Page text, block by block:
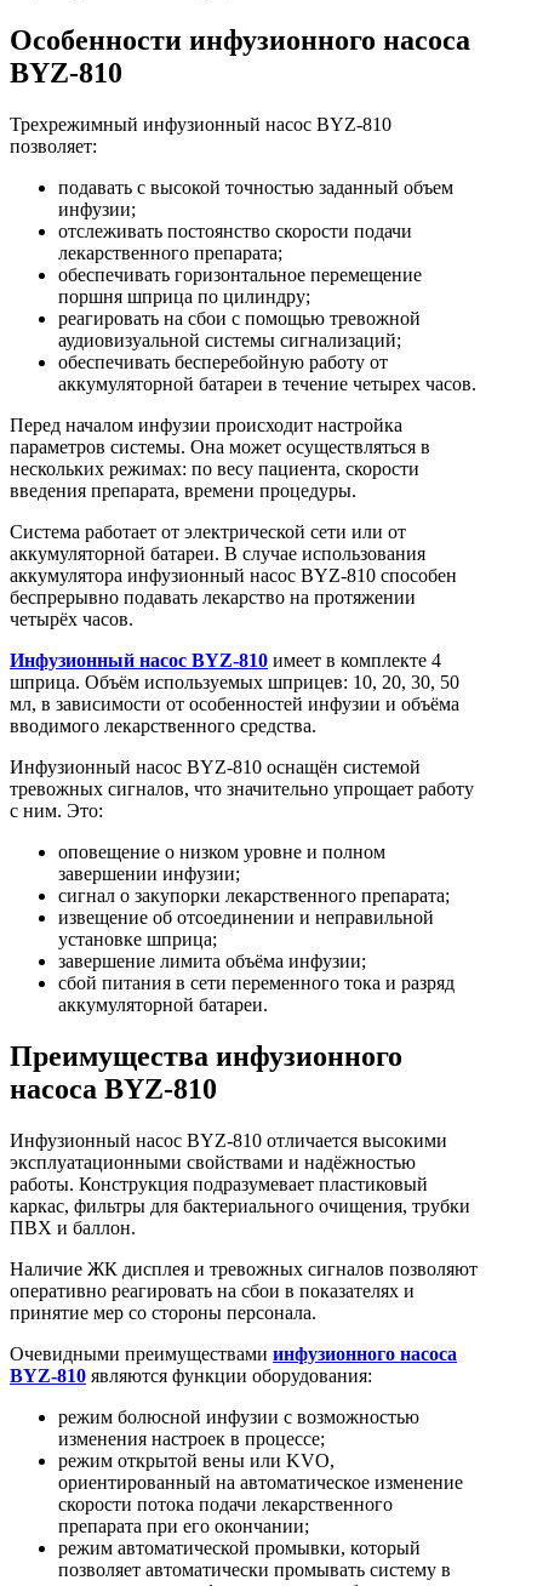
Особенности инфузионного насоса
BYZ-810
Трехрежимный инфузионный насос BYZ-810
позволяет:
подавать с высокой точностью заданный объем
инфузии;
отслеживать постоянство скорости подачи
лекарственного препарата;
обеспечивать горизонтальное перемещение
поршня шприца по цилиндру;
реагировать на сбои с помощью тревожной
аудиовизуальной системы сигнализаций;
обеспечивать бесперебойную работу от
аккумуляторной батареи в течение четырех часов.
Перед началом инфузии происходит настройка
параметров системы. Она может осуществляться в
нескольких режимах: по весу пациента, скорости
введения препарата, времени процедуры.
Система работает от электрической сети или от
аккумуляторной батареи. В случае использования
аккумулятора инфузионный насос BYZ-810 способен
беспрерывно подавать лекарство на протяжении
четырёх часов.
Инфузионный насос BYZ-810 имеет в комплекте 4
шприца. Объём используемых шприцев: 10, 20, 30, 50
мл, в зависимости от особенностей инфузии и объёма
вводимого лекарственного средства.
Инфузионный насос BYZ-810 оснащён системой
тревожных сигналов, что значительно упрощает работу
с ним. Это:
оповещение о низком уровне и полном
завершении инфузии;
сигнал о закупорки лекарственного препарата;
извещение об отсоединении и неправильной
установке шприца;
завершение лимита объёма инфузии;
сбой питания в сети переменного тока и разряд
аккумуляторной батареи.
Преимущества инфузионного
насоса BYZ-810
Инфузионный насос BYZ-810 отличается высокими
эксплуатационными свойствами и надёжностью
работы. Конструкция подразумевает пластиковый
каркас, фильтры для бактериального очищения, трубки
ПВХ и баллон.
Наличие ЖК дисплея и тревожных сигналов позволяют
оперативно реагировать на сбои в показателях и
принятие мер со стороны персонала.
Очевидными преимуществами инфузионного насоса
BYZ-810 являются функции оборудования:
режим болюсной инфузии с возможностью
изменения настроек в процессе;
режим открытой вены или KVO,
ориентированный на автоматическое изменение
скорости потока подачи лекарственного
препарата при его окончании;
режим автоматической промывки, который
позволяет автоматически промывать систему в